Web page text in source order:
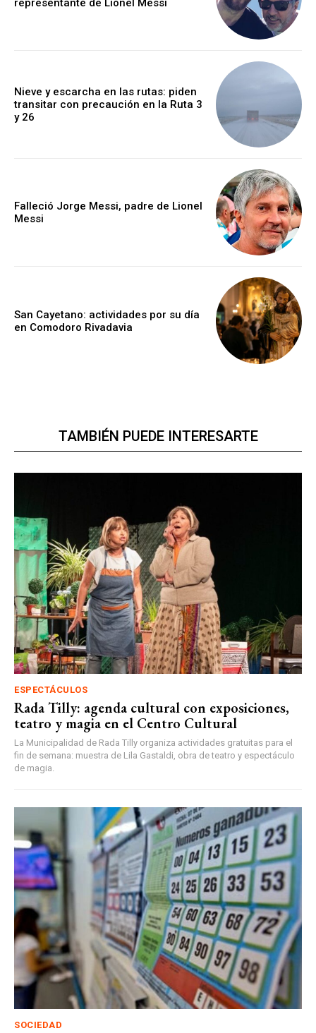
Nieve y escarcha en las rutas: piden
transitar con precaución en la Ruta 3
y 26
Falleció Jorge Messi, padre de Lionel
Messi
San Cayetano: actividades por su día
en Comodoro Rivadavia
TAMBIÉN PUEDE INTERESARTE
ESPECTÁCULOS
Rada Tilly: agenda cultural con exposiciones,
teatro y magia en el Centro Cultural
La Municipalidad de Rada Tilly organiza actividades gratuitas para el
fin de semana: muestra de Lila Gastaldi, obra de teatro y espectáculo
de magia.
SOCIEDAD